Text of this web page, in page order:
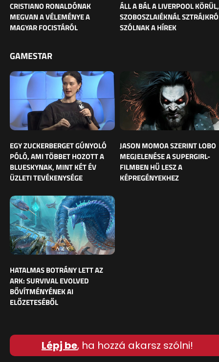
CRISTIANO RONALDÓNAK
MEGVAN A VÉLEMÉNYE A
MAGYAR FOCISTÁRÓL
ÁLL A BÁL A LIVERPOOL KÖRÜL,
SZOBOSZLAIÉKNÁL
SZÓLNAK A HÍREK
GAMESTAR
EGY ZUCKERBERGET GÚNYOLÓ
PÓLÓ, AMI TÖBBET HOZOTT A
BLUESKYNAK, MINT KÉT ÉV
ÜZLETI TEVÉKENYSÉGE
JASON MOMOA SZERINT LOBO
MEGJELENÉSE A SUPERGIRL-
FILMBEN HŰ LESZ A
KÉPREGÉNYEKHEZ
HATALMAS BOTRÁNY LETT AZ
ARK: SURVIVAL EVOLVED
BŐVÍTMÉNYÉNEK AI
ELŐZETESÉBŐL
Lépj be, ha hozzá akarsz szólni!